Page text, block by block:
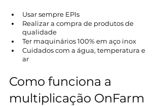
Usar sempre EPIs
Realizar a compra de produtos de
qualidade
Ter maquinários 100% em aço inox
Cuidados com a água, temperatura e
ar
Como funciona a
multiplicação OnFarm